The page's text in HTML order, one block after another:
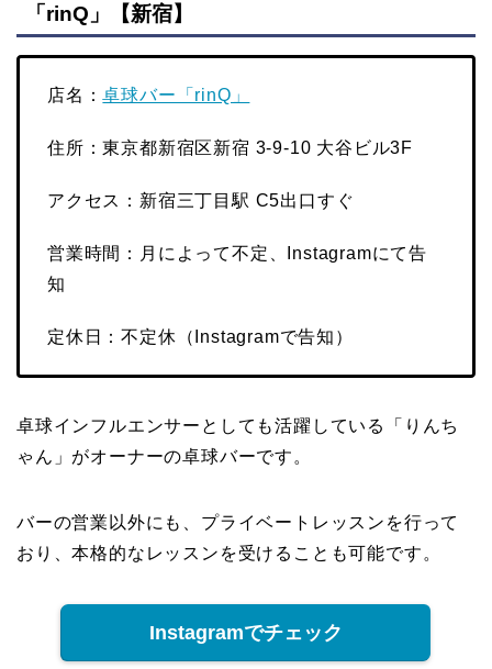
「rinQ」【新宿】
店名：卓球バー「rinQ」
住所：東京都新宿区新宿 3-9-10 大谷ビル3F
アクセス：新宿三丁目駅 C5出口すぐ
営業時間：月によって不定、Instagramにて告
知
定休日：不定休（Instagramで告知）
卓球インフルエンサーとしても活躍している「りんち
ゃん」がオーナーの卓球バーです。
バーの営業以外にも、プライベートレッスンを行って
おり、本格的なレッスンを受けることも可能です。
Instagramでチェック